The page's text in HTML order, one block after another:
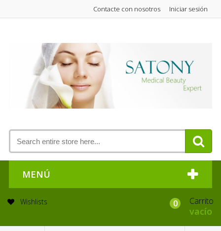
Iniciar sesión
Contacte con nosotros
MENÚ
Wishlists Carrito
0
vacío